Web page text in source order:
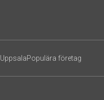
UppsalaPopulära företag